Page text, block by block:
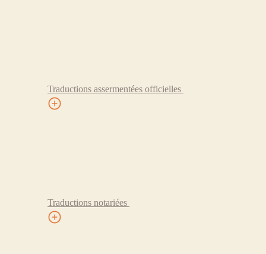
Traductions assermentées officielles
Traductions notariées